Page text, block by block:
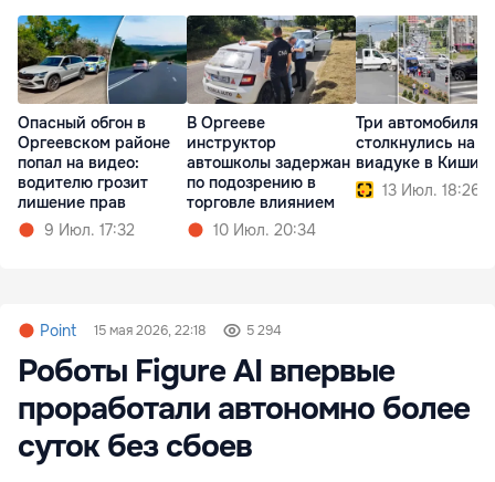
Опасный обгон в
Оргеевском районе
попал на видео:
водителю грозит
лишение прав
9 Июл. 17:32
В Оргееве
инструктор
автошколы задержан
по подозрению в
торговле влиянием
10 Июл. 20:34
Три автомобиля
столкнулись на
виадуке в
13 Июл. 18:26
Point 15 мая 2026, 22:18 5 294
Роботы Figure AI впервые
проработали автономно более
суток без сбоев